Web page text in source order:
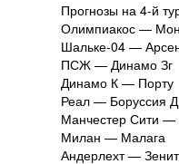
Прогнозы на 4-й
Олимпиакос —
Шальке-04 —
ПСЖ — Динамо Зг
Динамо К — Порту
Реал — Боруссия Д
Манчестер Сити —
Милан — Малага
Андерлехт — Зенит